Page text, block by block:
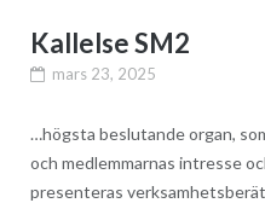
Kallelse SM2
mars 23, 2025
…högsta beslutande organ,
och medlemmarnas intresse
presenteras